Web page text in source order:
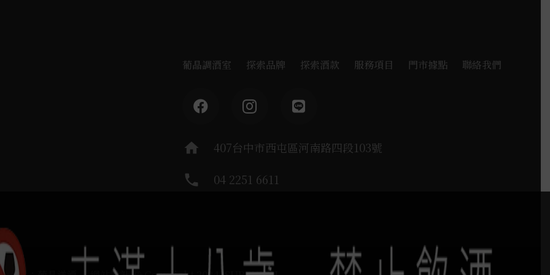
葡晶調酒室 探索品牌 探索酒款 服務項目 門市據點 聯絡我們
home 407台中市西屯區河南路四段103號
phone 04 2251 6611